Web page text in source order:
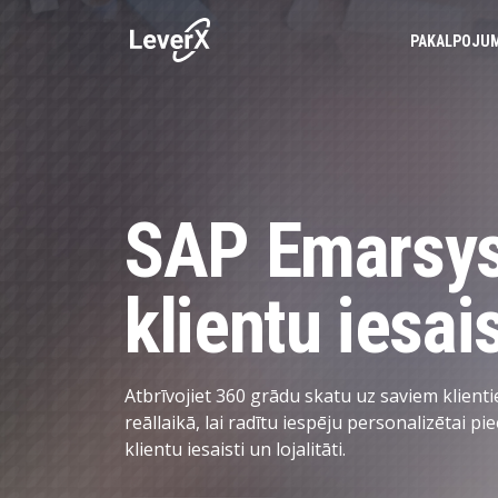
PAKALPOJUMI
INŽENIERIJAS PAKALPOJUMI
MĀKSLĪGAIS INTELEKTS (MI)
Produkta dzīves cikla pārvaldība
Piegādes ķēdes pārvaldība
Izdevumu pārvaldība
Aktīvu pārvaldība
Personāla pārvaldība
SAP
klientu
Atbrīvojiet 360 grādu skatu uz saviem
reāllaikā, lai radītu iespēju personalizētai
klientu iesaisti un lojalitāti.